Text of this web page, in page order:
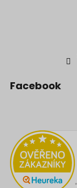
Facebook